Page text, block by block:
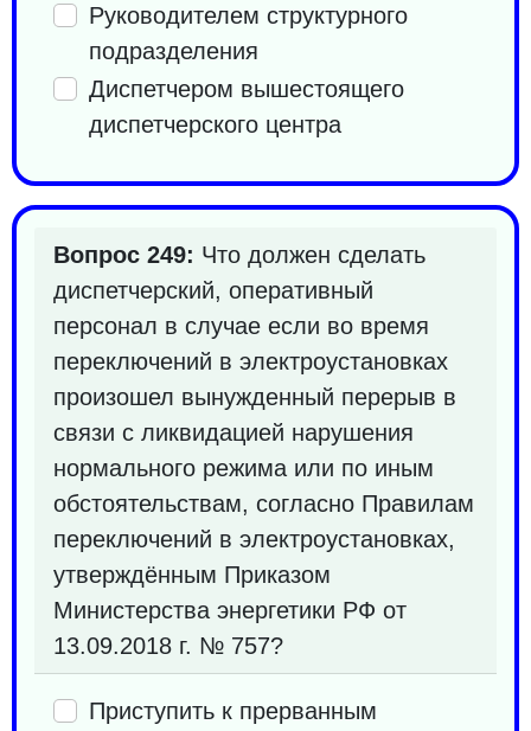
Руководителем структурного
подразделения
Диспетчером вышестоящего
диспетчерского центра
Вопрос 249: Что должен сделать
диспетчерский, оперативный
персонал в случае если во время
переключений в электроустановках
произошел вынужденный перерыв в
связи с ликвидацией нарушения
нормального режима или по иным
обстоятельствам, согласно Правилам
переключений в электроустановках,
утверждённым Приказом
Министерства энергетики РФ от
13.09.2018 г. № 757?
Приступить к прерванным